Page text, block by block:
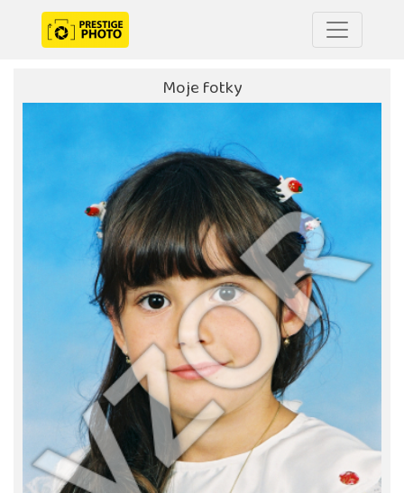
Moje fotky